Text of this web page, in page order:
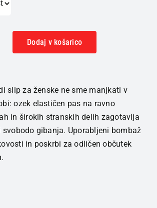
Dodaj v košarico
slip za ženske ne sme manjkati v
ozek elastičen pas na ravno
in širokih stranskih delih zagotavlja
gibanja. Uporabljeni bombaž
in poskrbi za odličen občutek